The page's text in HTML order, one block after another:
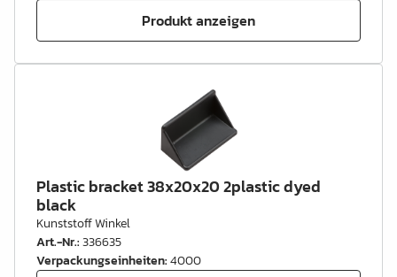
Produkt anzeigen
Plastic bracket 38x20x20 2plastic dyed
black
Kunststoff Winkel
Art.-Nr.:336635
Verpackungseinheiten:4000